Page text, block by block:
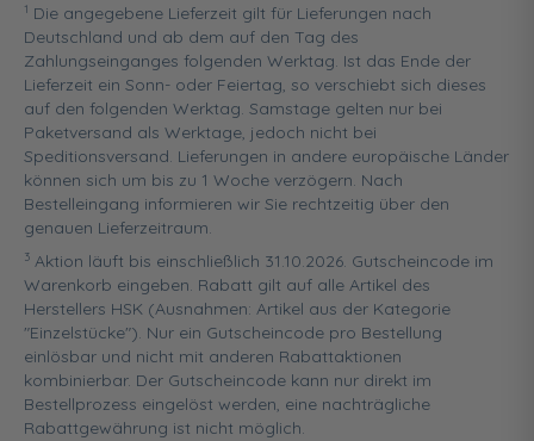
1 Die angegebene Lieferzeit gilt für Lieferungen nach
Deutschland und ab dem auf den Tag des
Zahlungseinganges folgenden Werktag. Ist das Ende der
Lieferzeit ein Sonn- oder Feiertag, so verschiebt sich dieses
auf den folgenden Werktag. Samstage gelten nur bei
Paketversand als Werktage, jedoch nicht bei
Speditionsversand. Lieferungen in andere europäische Länder
können sich um bis zu 1 Woche verzögern. Nach
Bestelleingang informieren wir Sie rechtzeitig über den
genauen Lieferzeitraum.
3 Aktion läuft bis einschließlich 31.10.2026. Gutscheincode im
Warenkorb eingeben. Rabatt gilt auf alle Artikel des
Herstellers HSK (Ausnahmen: Artikel aus der Kategorie
"Einzelstücke"). Nur ein Gutscheincode pro Bestellung
einlösbar und nicht mit anderen Rabattaktionen
kombinierbar. Der Gutscheincode kann nur direkt im
Bestellprozess eingelöst werden, eine nachträgliche
Rabattgewährung ist nicht möglich.